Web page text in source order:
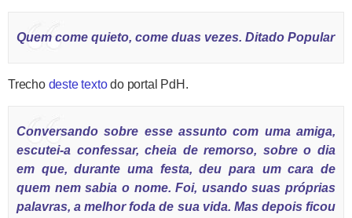
Quem come quieto, come duas vezes. Ditado Popular
Trecho deste textodo portal PdH.
Conversando sobre esse assunto com uma amiga,
escutei-a confessar, cheia de remorso, sobre o dia
em que, durante uma festa, deu para um cara de
quem nem sabia o nome. Foi, usando suas próprias
palavras, a melhor foda de sua vida. Mas depois ficou